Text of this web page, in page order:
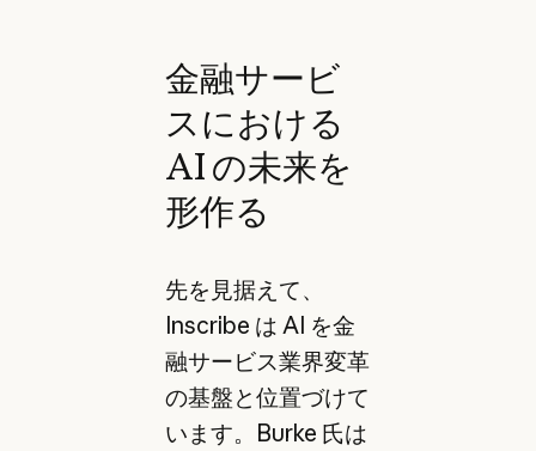
金融サービ
スにおける
AI の未来を
形作る
先を見据えて、
Inscribe は AI を金
融サービス業界変革
の基盤と位置づけて
います。Burke 氏は